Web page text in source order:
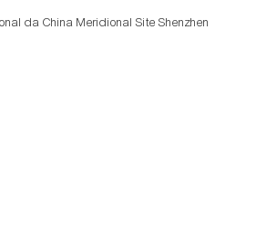
da China Meridional Site Shenzhen